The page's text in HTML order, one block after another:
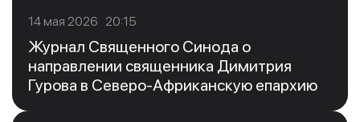
14 мая 2026 20:15
Журнал Священного Синода о
направлении священника Димитрия
Гурова в Северо-Африканскую епархию